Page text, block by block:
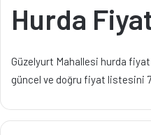
Hurda
Güzelyurt Mahallesi hurda
güncel ve doğru fiyat listesini